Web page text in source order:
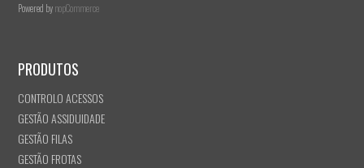
Powered bynopCommerce
PRODUTOS
CONTROLO ACESSOS
GESTÃO ASSIDUIDADE
GESTÃO FILAS
GESTÃO FROTAS